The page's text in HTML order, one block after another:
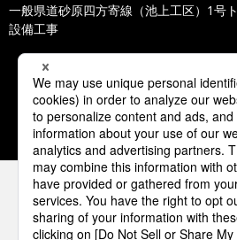
一般県道砂原四方寄線（池上工区）1号
設備工事
1 2 3 4
パナソニックの電気設備